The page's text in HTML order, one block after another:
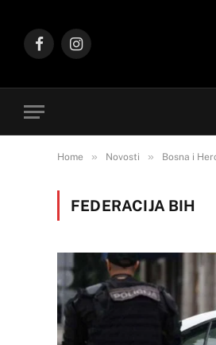
FacebookInstagram
Home » Novosti » Bosna i
FEDERACIJA BIH